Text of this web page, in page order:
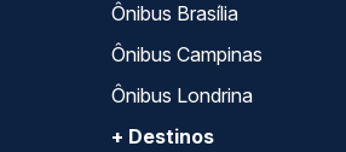
Ônibus Brasília
Ônibus Campinas
Ônibus Londrina
+ Destinos